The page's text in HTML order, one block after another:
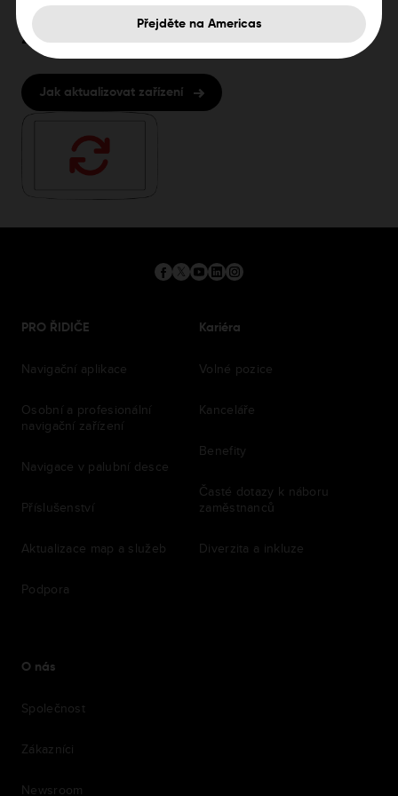
Potřebujete pomoc s aktualizací
zařízení?
Jak aktualizovat zařízení
PRO ŘIDIČE
Navigační aplikace
Osobní a profesionální
navigační zařízení
Navigace v palubní desce
Příslušenství
Aktualizace map a služeb
Podpora
Kariéra
Volné pozice
Kanceláře
Benefity
Časté dotazy k náboru
zaměstnanců
Diverzita a inkluze
O nás
Společnost
Zákazníci
Newsroom
Přejděte na Americas